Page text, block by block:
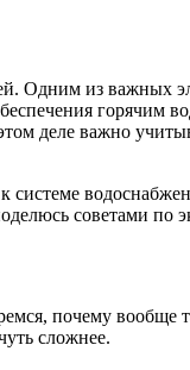
из важных
горячим
деле важно
советами по
почему
сложнее.